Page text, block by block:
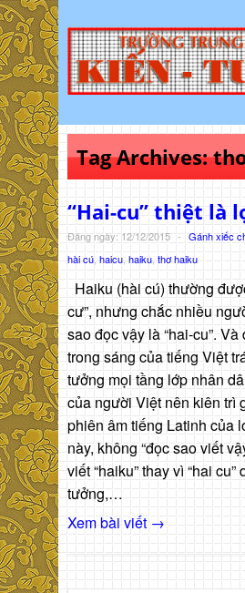
Tag Archives:
“Hai-cu” thiệt là
Đăng ngày: 12/12/2015 - Gánh xiếc
hài cú haicu haiku thơ haiku
Haiku (hài cú) thường
cư”, nhưng chắc nhiều
sao đọc vậy là “hai-cu”.
trong sáng của tiếng Việt
tưởng mọi tầng lớp nhân
của người Việt nên kiên trì
phiên âm tiếng Latinh của
này, không “đọc sao viết
viết “haiku” thay vì “hai
tưởng,…
Xem bài viết →